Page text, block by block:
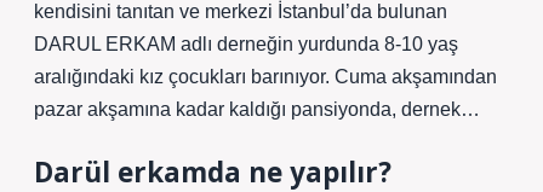
kendisini tanıtan ve merkezi İstanbul’da bulunan
DARUL ERKAM adlı derneğin yurdunda 8-10 yaş
aralığındaki kız çocukları barınıyor. Cuma akşamından
pazar akşamına kadar kaldığı pansiyonda, dernek…
Darül erkamda ne yapılır?